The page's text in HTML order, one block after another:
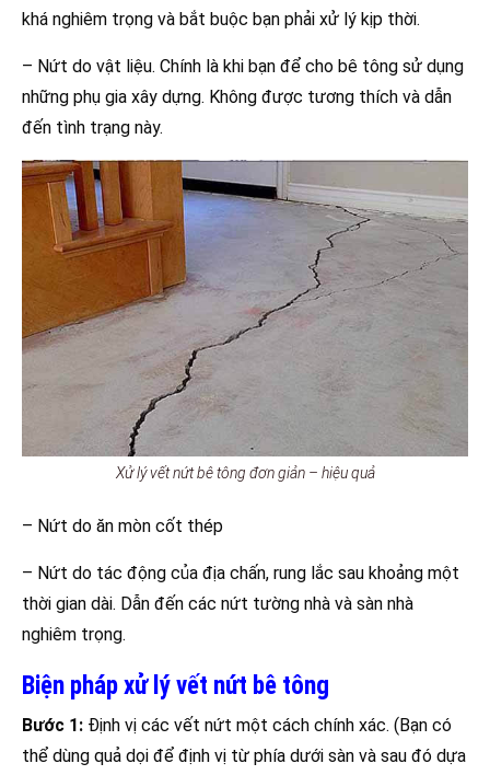
khá nghiêm trọng và bắt buộc bạn phải xử lý kịp thời.
– Nứt do vật liệu. Chính là khi bạn để cho bê tông sử dụng
những phụ gia xây dựng. Không được tương thích và dẫn
đến tình trạng này.
Xử lý vết nứt bê tông đơn giản – hiệu quả
– Nứt do ăn mòn cốt thép
– Nứt do tác động của địa chấn, rung lắc sau khoảng một
thời gian dài. Dẫn đến các nứt tường nhà và sàn nhà
nghiêm trọng.
Biện pháp xử lý vết nứt bê tông
Bước 1: Định vị các vết nứt một cách chính xác. (Bạn có
thể dùng quả dọi để định vị từ phía dưới sàn và sau đó dựa